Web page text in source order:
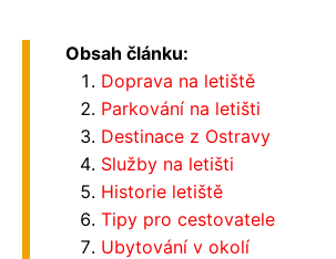
Obsah článku:
Doprava na letiště
Parkování na letišti
Destinace z Ostravy
Služby na letišti
Historie letiště
Tipy pro cestovatele
Ubytování v okolí